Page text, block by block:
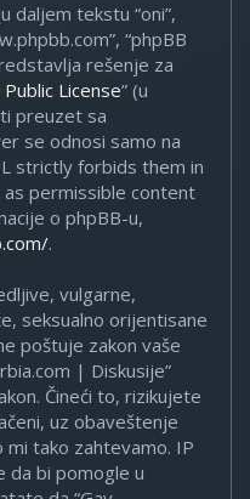
daljem tekstu “oni”,
“phpBB
rešenje za
License” (u
preuzet sa
se odnosi samo na
strictly forbids them in
permissible content
o phpBB-u,
.
vulgarne,
seksualno orijentisane
poštuje zakon vaše
| Diskusije”
Čineći to, rizikujete
uz obaveštenje
tako zahtevamo. IP
da bi pomogle u